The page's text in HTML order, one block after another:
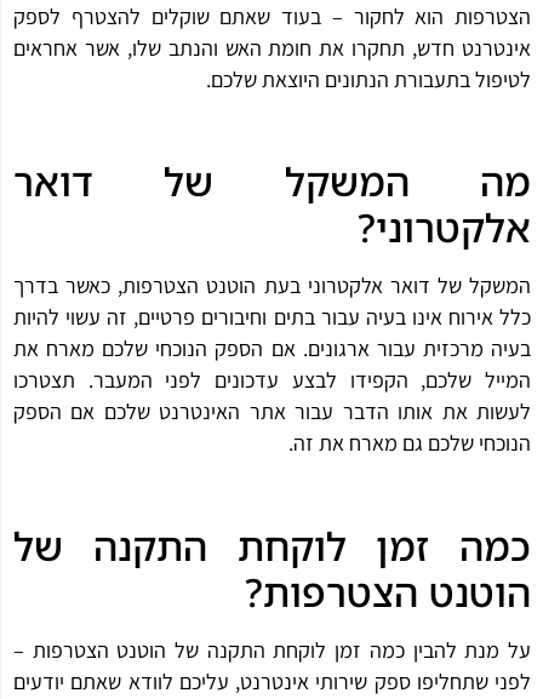
הצטרפות הוא לחקור – בעוד שאתם שוקלים להצטרף לספק
אינטרנט חדש, תחקרו את חומת האש והנתב שלו, אשר אחראים
לטיפול בתעבורת הנתונים היוצאת שלכם.
מה המשקל של דואר
אלקטרוני?
המשקל של דואר אלקטרוני בעת הוטנט הצטרפות, כאשר בדרך
כלל אירוח אינו בעיה עבור בתים וחיבורים פרטיים, זה עשוי להיות
בעיה מרכזית עבור ארגונים. אם הספק הנוכחי שלכם מארח את
המייל שלכם, הקפידו לבצע עדכונים לפני המעבר. תצטרכו
לעשות את אותו הדבר עבור אתר האינטרנט שלכם אם הספק
הנוכחי שלכם גם מארח את זה.
כמה זמן לוקחת התקנה של
הוטנט הצטרפות?
על מנת להבין כמה זמן לוקחת התקנה של הוטנט הצטרפות –
לפני שתחליפו ספק שירותי אינטרנט, עליכם לוודא שאתם יודעים